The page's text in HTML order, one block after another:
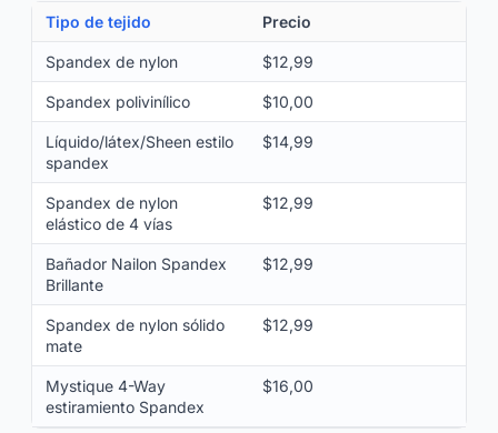
Tipo de tejido Precio
Spandex de nylon $12,99
Spandex polivinílico $10,00
Líquido/látex/Sheen estilo
spandex
$14,99
Spandex de nylon
elástico de 4 vías
$12,99
Bañador Nailon Spandex
Brillante
$12,99
Spandex de nylon sólido
mate
$12,99
Mystique 4-Way
estiramiento Spandex
$16,00